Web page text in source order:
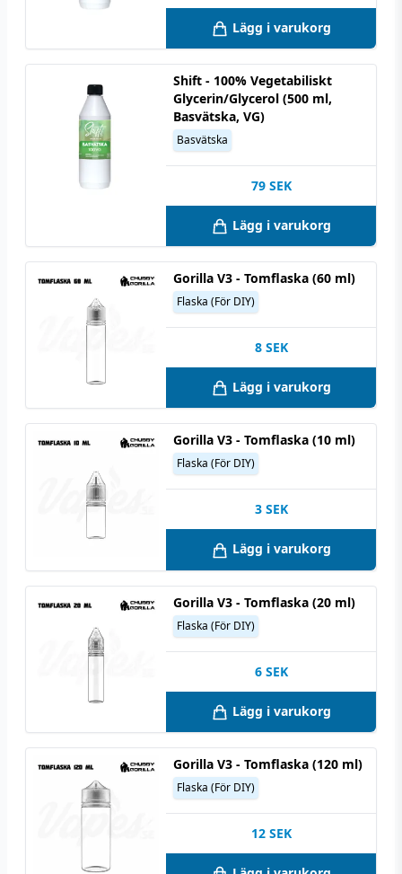
Lägg i varukorg
Shift - 100% Vegetabiliskt
Glycerin/Glycerol (500 ml,
Basvätska, VG)
Basvätska
79 SEK
Lägg i varukorg
Gorilla V3 - Tomflaska (60 ml)
Flaska (För DIY)
8 SEK
Lägg i varukorg
Gorilla V3 - Tomflaska (10 ml)
Flaska (För DIY)
3 SEK
Lägg i varukorg
Gorilla V3 - Tomflaska (20 ml)
Flaska (För DIY)
6 SEK
Lägg i varukorg
Gorilla V3 - Tomflaska (120 ml)
Flaska (För DIY)
12 SEK